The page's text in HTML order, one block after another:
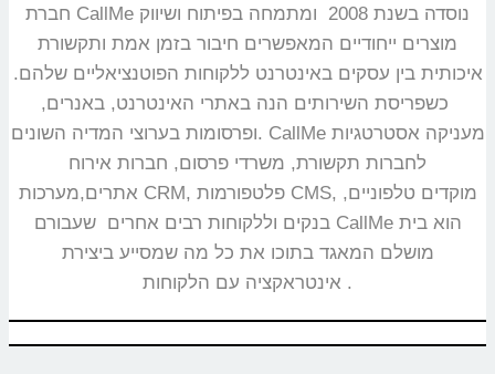
חברת CallMe נוסדה בשנת 2008 ומתמחה בפיתוח ושיווק
מוצרים ייחודיים המאפשרים חיבור בזמן אמת ותקשורת
איכותית בין עסקים באינטרנט ללקוחות הפוטנציאליים שלהם.
כשפריסת השירותים הנה באתרי האינטרנט, באנרים,
ופרסומות בערוצי המדיה השונים. CallMe מעניקה אסטרטגיות
לחברות תקשורת, משרדי פרסום, חברות אירוח
אתרים,מערכות CRM, פלטפורמות CMS, מוקדים טלפוניים,
בנקים וללקוחות רבים אחרים שעבורם CallMe הוא בית
מושלם המאגד בתוכו את כל מה שמסייע ביצירת
אינטראקציה עם הלקוחות.